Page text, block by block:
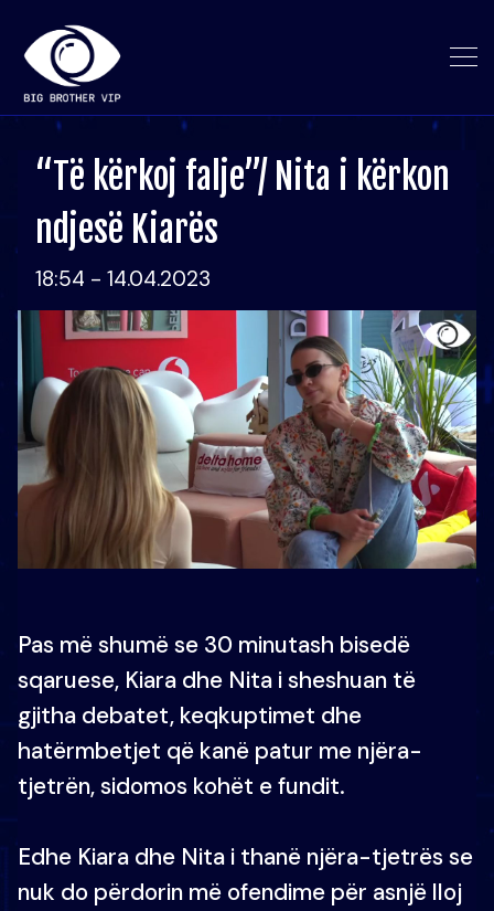
“Të kërkoj falje”/ Nita i kërkon
ndjesë Kiarës
18:54 - 14.04.2023
Pas më shumë se 30 minutash bisedë
sqaruese, Kiara dhe Nita i sheshuan të
gjitha debatet, keqkuptimet dhe
hatërmbetjet që kanë patur me njëra-
tjetrën, sidomos kohët e fundit.
Edhe Kiara dhe Nita i thanë njëra-tjetrës se
nuk do përdorin më ofendime për asnjë lloj